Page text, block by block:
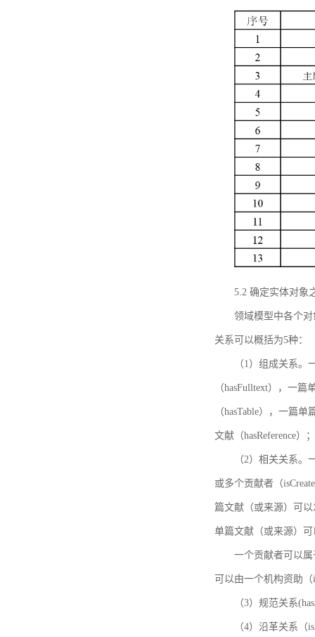
5.2 确定实体对象
领域模型中各个
关系可以概括为5种：
（1）组成关系
（hasFulltext），一
（hasTable），一篇
文献（hasReference）；
（2）相关关系
或多个贡献者（
篇文献（或来源）可
单篇文献（或来源）可
一个贡献者可以
可以由一个机构资助（
（3）规范关系
（4）沿革关系